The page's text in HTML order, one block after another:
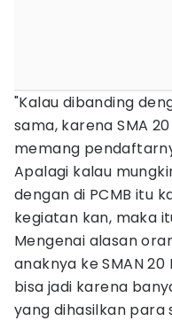
"Kalau dibanding
sama, karena SMA
memang
Apalagi kalau
dengan di PCMB itu
kegiatan kan, maka
Mengenai alasan
anaknya ke SMAN
bisa jadi karena
yang dihasilkan para